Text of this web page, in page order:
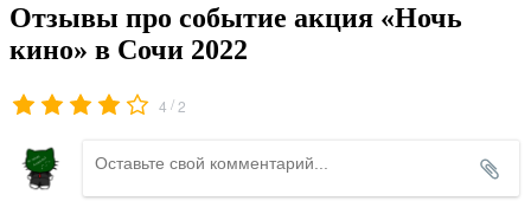
Отзывы про событие акция «Ночь
кино» в Сочи 2022
4 /2